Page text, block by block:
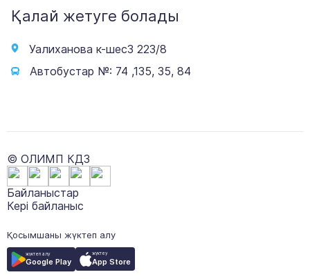
Қалай жетуге болады
Уалиханова к-шес3 223/8
Автобустар №: 74 ,135, 35, 84
© ОЛИМП КДЗ
Байланыстар
Кері байланыс
Қосымшаны жүктеп алу
жүктеп алу
Google Play
жүктеу
App Store